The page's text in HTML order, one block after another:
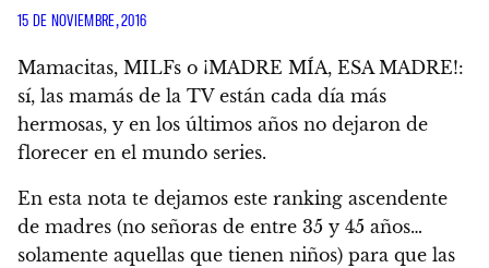
15 DE NOVIEMBRE, 2016
Mamacitas, MILFs o ¡MADRE MÍA, ESA MADRE!:
sí, las mamás de la TV están cada día más
hermosas, y en los últimos años no dejaron de
florecer en el mundo series.
En esta nota te dejamos este ranking ascendente
de madres (no señoras de entre 35 y 45 años…
solamente aquellas que tienen niños) para que las